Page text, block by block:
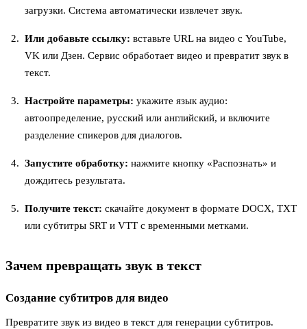
загрузки. Система автоматически извлечет звук.
Или добавьте ссылку: вставьте URL на видео с YouTube,
VK или Дзен. Сервис обработает видео и превратит звук в
текст.
Настройте параметры: укажите язык аудио:
автоопределение, русский или английский, и включите
разделение спикеров для диалогов.
Запустите обработку: нажмите кнопку «Распознать» и
дождитесь результата.
Получите текст: скачайте документ в формате DOCX, TXT
или субтитры SRT и VTT с временными метками.
Зачем превращать звук в текст
Создание субтитров для видео
Превратите звук из видео в текст для генерации субтитров.